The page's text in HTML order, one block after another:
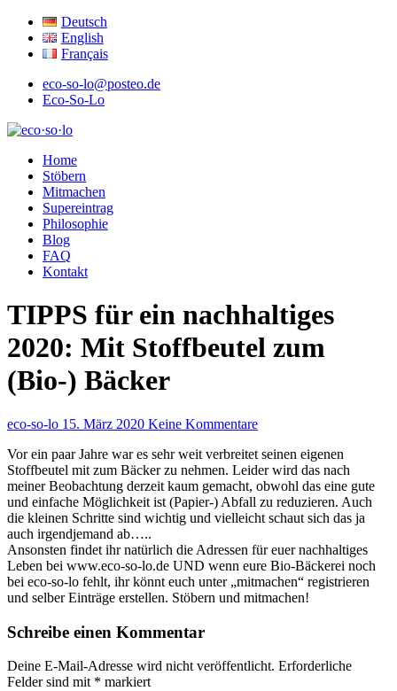
Deutsch
English
Français
eco-so-lo@posteo.de
Eco-So-Lo
eco·so·lo
Home
Stöbern
Mitmachen
Supereintrag
Philosophie
Blog
FAQ
Kontakt
TIPPS für ein nachhaltiges
2020: Mit Stoffbeutel zum
(Bio-) Bäcker
eco-so-lo 15. März 2020 Keine Kommentare
Vor ein paar Jahre war es sehr weit verbreitet seinen eigenen
Stoffbeutel mit zum Bäcker zu nehmen. Leider wird das nach
meiner Beobachtung derzeit kaum gemacht, obwohl das eine gute
und einfache Möglichkeit ist (Papier-) Abfall zu reduzieren. Auch
die kleinen Schritte sind wichtig und vielleicht schaut sich das ja
auch irgendjemand ab…..
Ansonsten findet ihr natürlich die Adressen für euer nachhaltiges
Leben bei www.eco-so-lo.de UND wenn eure Bio-Bäckerei noch
bei eco-so-lo fehlt, ihr könnt euch unter „mitmachen“ registrieren
und selber Einträge erstellen. Stöbern und mitmachen!
Schreibe einen Kommentar
Deine E-Mail-Adresse wird nicht veröffentlicht. Erforderliche
Felder sind mit * markiert